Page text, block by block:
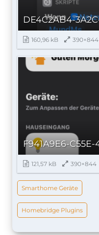
160,96 kB 390×844
121,57 kB 390×844
Smarthome Geräte
Homebridge Plugins